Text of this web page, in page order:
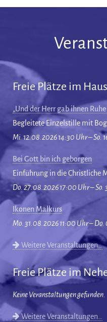
Freie Plätze im
„Und der Herr gab ihnen
Begleitete Einzelstille mit
Mi. 12.08.2026 14:30 Uhr – So.
Bei Gott bin ich geborgen
Einführung in die Christliche
Do. 27.08.2026 17:00 Uhr –
Ikonen Malkurs
Mo. 31.08.2026 11:00 Uhr –
Weitere Veranstaltungen…
Freie Plätze im
Keine Veranstaltungen gefunden.
Weitere Veranstaltungen…